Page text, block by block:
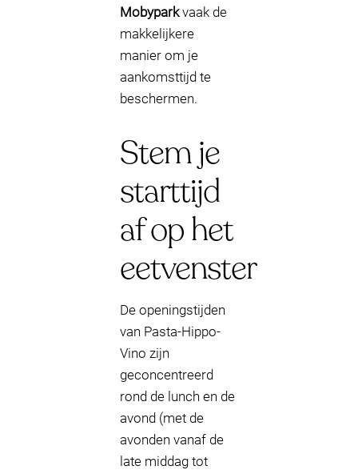
Mobyparkvaak de
makkelijkere
manier om je
aankomsttijd te
beschermen.
Stem je
starttijd
af op het
eetvenster
De openingstijden
van Pasta-Hippo-
Vino zijn
geconcentreerd
rond de lunch en de
avond (met de
avonden vanaf de
late middag tot